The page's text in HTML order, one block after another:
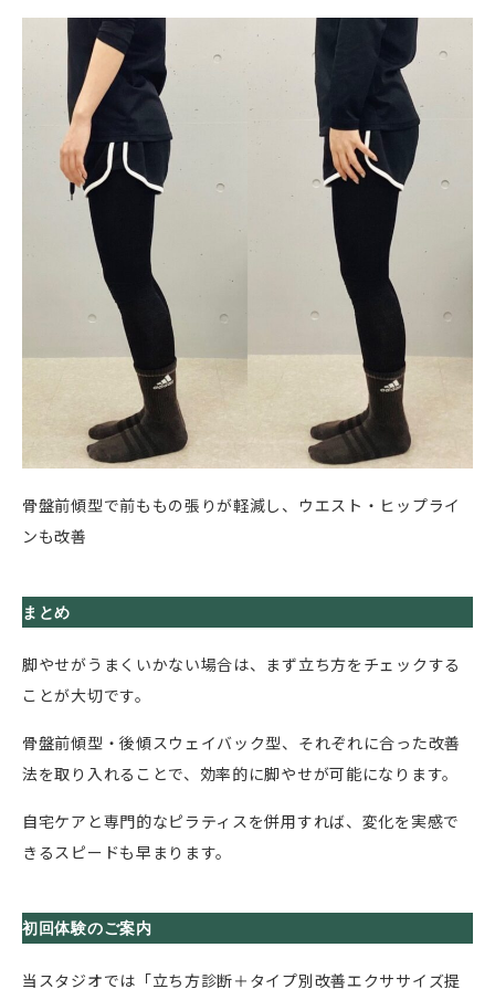
骨盤前傾型で前ももの張りが軽減し、ウエスト・ヒップライ
ンも改善
まとめ
脚やせがうまくいかない場合は、まず立ち方をチェックする
ことが大切です。
骨盤前傾型・後傾スウェイバック型、それぞれに合った改善
法を取り入れることで、効率的に脚やせが可能になります。
自宅ケアと専門的なピラティスを併用すれば、変化を実感で
きるスピードも早まります。
初回体験のご案内
当スタジオでは「立ち方診断＋タイプ別改善エクササイズ提